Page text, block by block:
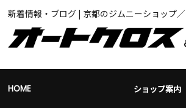
新着情報・ブログ | 京都のジムニーショップ
HOME ショップ案内